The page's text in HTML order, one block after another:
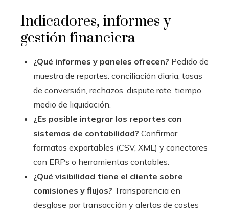
Indicadores, informes y
gestión financiera
¿Qué informes y paneles ofrecen? Pedido de
muestra de reportes: conciliación diaria, tasas
de conversión, rechazos, dispute rate, tiempo
medio de liquidación.
¿Es posible integrar los reportes con
sistemas de contabilidad? Confirmar
formatos exportables (CSV, XML) y conectores
con ERPs o herramientas contables.
¿Qué visibilidad tiene el cliente sobre
comisiones y flujos? Transparencia en
desglose por transacción y alertas de costes